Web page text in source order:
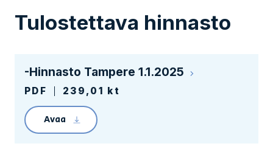
Tulostettava hinnasto
-Hinnasto Tampere 1.1.2025
PDF 239,01 kt
Avaa
Linkin avaaminen lataa tiedoston _Hinnasto